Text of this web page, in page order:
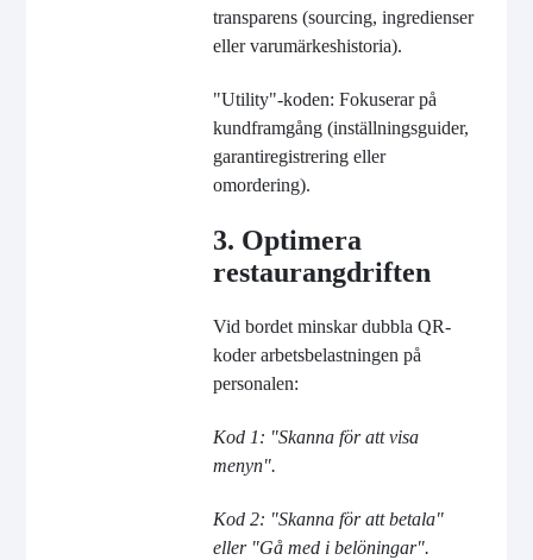
transparens (sourcing, ingredienser
eller varumärkeshistoria).
"Utility"-koden: Fokuserar på
kundframgång (inställningsguider,
garantiregistrering eller
omordering).
3. Optimera
restaurangdriften
Vid bordet minskar dubbla QR-
koder arbetsbelastningen på
personalen:
Kod 1: "Skanna för att visa
menyn".
Kod 2: "Skanna för att betala"
eller "Gå med i belöningar".